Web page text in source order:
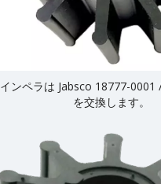
インペラは Jabsco 18777-0001
を交換します。